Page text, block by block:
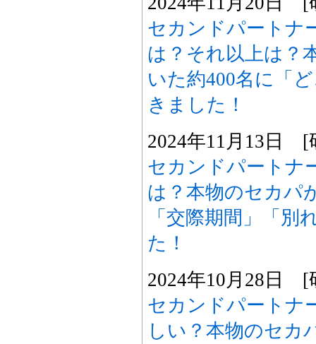
セカンドパートナ
は？それ以上は？
いた約400名に「
きました！
2024年11月13日 [
セカンドパートナ
は？本物のセカパ
「交際期間」「別
た！
2024年10月28日 [
セカンドパートナ
しい？本物のセカ